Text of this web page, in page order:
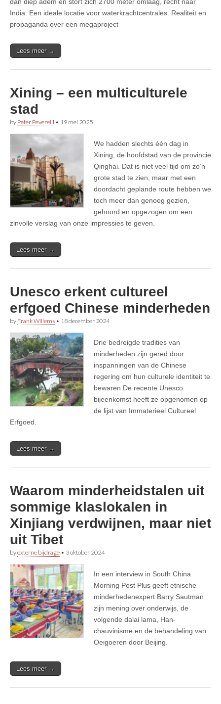
India. Een ideale locatie voor waterkrachtcentrales. Realiteit en
propaganda over een megaproject
Lees meer →
Xining – een multiculturele
stad
by Peter Peverelli • 19 mei 2025
We hadden slechts één dag in
Xining, de hoofdstad van de provincie
Qinghai. Dat is niet veel tijd om zo’n
grote stad te zien, maar met een
doordacht geplande route hebben we
toch meer dan genoeg gezien,
gehoord en opgezogen om een
zinvolle verslag van onze impressies te geven.
Lees meer →
Unesco erkent cultureel
erfgoed Chinese minderheden
by Frank Willems • 18 december 2024
Drie bedreigde tradities van
minderheden zijn gered door
inspanningen van de Chinese
regering om hun culturele identiteit te
bewaren De recente Unesco
bijeenkomst heeft ze opgenomen op
de lijst van Immaterieel Cultureel
Erfgoed.
Lees meer →
Waarom minderheidstalen uit
sommige klaslokalen in
Xinjiang verdwijnen, maar niet
uit Tibet
byexterne bijdrage • 3 oktober 2024
In een interview in South China
Morning Post Plus geeft etnische
minderhedenexpert Barry Sautman
zijn mening over onderwijs, de
volgende dalai lama, Han-
chauvinisme en de behandeling van
Oeigoeren door Beijing.
Lees meer →